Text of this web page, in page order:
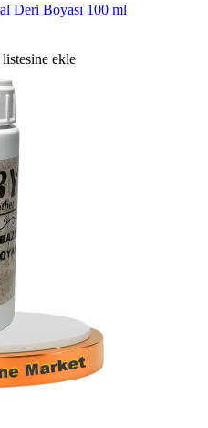
Deri Boyası 100 ml
listesine ekle